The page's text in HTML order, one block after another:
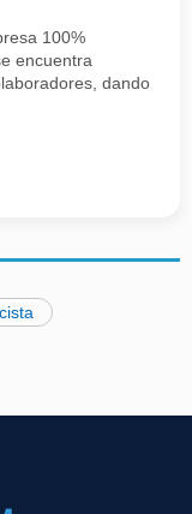
100%
encuentra
dando